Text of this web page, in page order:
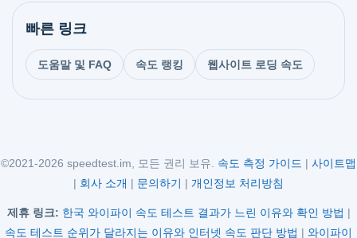
빠른 링크
도움말 및 FAQ 속도 랭킹 웹사이트 로딩 속도
©2021-2026 speedtest.im, 모든 권리 보유. 속도 측정 가이드 | 사이트맵
| 회사 소개 | 문의하기 | 개인정보 처리방침
제휴 링크: 한국 와이파이 속도 테스트 결과가 느린 이유와 확인 방법 |
속도 테스트 순위가 달라지는 이유와 인터넷 속도 판단 방법 | 와이파이